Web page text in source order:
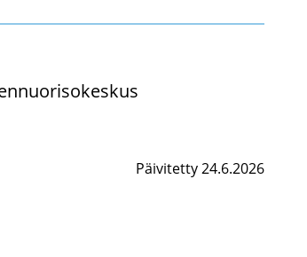
Päivitetty 24.6.2026